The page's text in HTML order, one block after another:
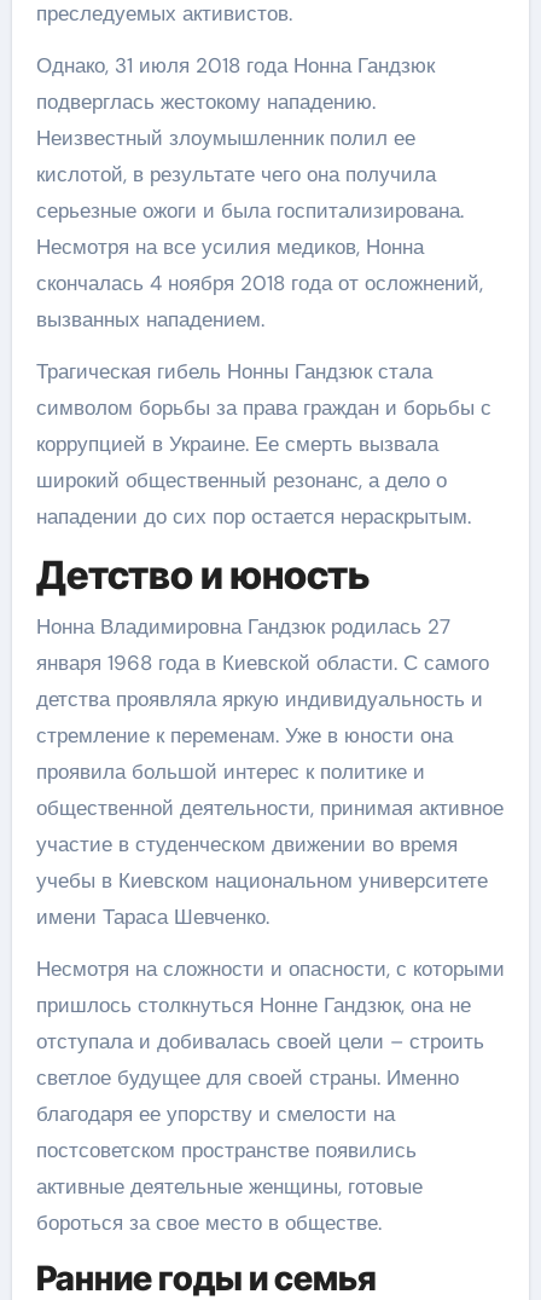
преследуемых активистов.
Однако, 31 июля 2018 года Нонна Гандзюк
подверглась жестокому нападению.
Неизвестный злоумышленник полил ее
кислотой, в результате чего она получила
серьезные ожоги и была госпитализирована.
Несмотря на все усилия медиков, Нонна
скончалась 4 ноября 2018 года от осложнений,
вызванных нападением.
Трагическая гибель Нонны Гандзюк стала
символом борьбы за права граждан и борьбы с
коррупцией в Украине. Ее смерть вызвала
широкий общественный резонанс, а дело о
нападении до сих пор остается нераскрытым.
Детство и юность
Нонна Владимировна Гандзюк родилась 27
января 1968 года в Киевской области. С самого
детства проявляла яркую индивидуальность и
стремление к переменам. Уже в юности она
проявила большой интерес к политике и
общественной деятельности, принимая активное
участие в студенческом движении во время
учебы в Киевском национальном университете
имени Тараса Шевченко.
Несмотря на сложности и опасности, с которыми
пришлось столкнуться Нонне Гандзюк, она не
отступала и добивалась своей цели – строить
светлое будущее для своей страны. Именно
благодаря ее упорству и смелости на
постсоветском пространстве появились
активные деятельные женщины, готовые
бороться за свое место в обществе.
Ранние годы и семья